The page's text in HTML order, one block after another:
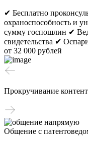
✔ Бесплатно
охраноспособность и
сумму госпошлин ✔
свидетельства ✔
от 32 000 рублей
Прокручивание
Общение с